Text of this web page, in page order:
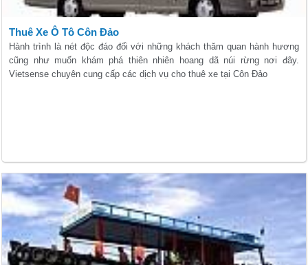
Thuê Xe Ô Tô Côn Đảo
Hành trình là nét độc đáo đối với những khách thăm quan hành hương
cũng như muốn khám phá thiên nhiên hoang dã núi rừng nơi đây.
Vietsense chuyên cung cấp các dịch vụ cho thuê xe tại Côn Đảo